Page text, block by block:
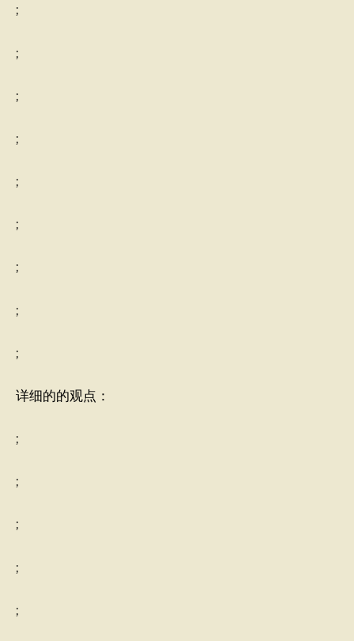
;
;
;
;
;
;
;
;
;
详细的的观点：
;
;
;
;
;